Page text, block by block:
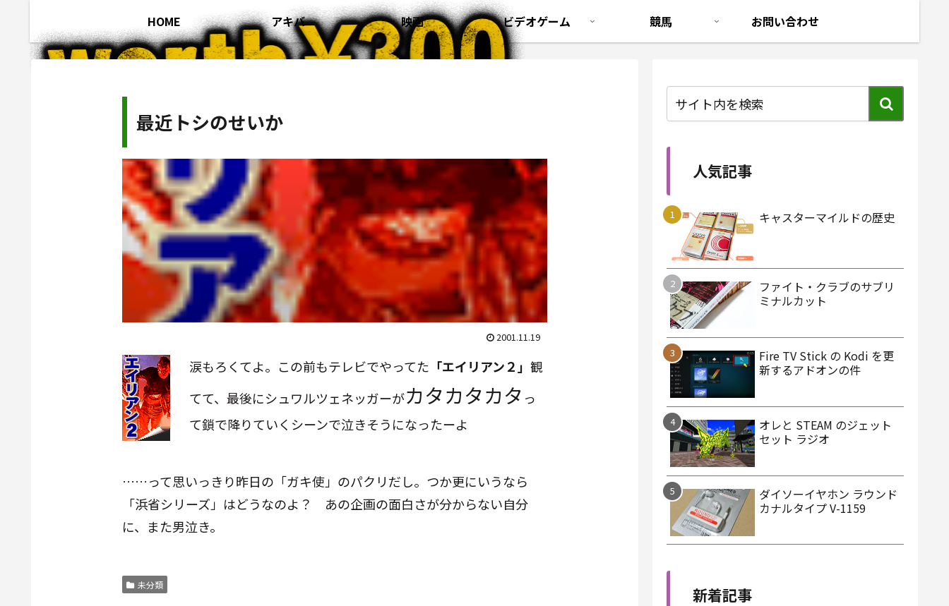
HOME アキバ 映画 ビデオゲーム 競馬 お問い合わせ
最近トシのせいか
2001.11.19
涙もろくてよ。この前もテレビでやってた 「エイリアン２」 観
てて、最後にシュワルツェネッガーがカタカタカタ っ
て鎖で降りていくシーンで泣きそうになったーよ
……って思いっきり昨日の「ガキ使」のパクリだし。つか更にいうなら
「浜省シリーズ」はどうなのよ？ あの企画の面白さが分からない自分
に、また男泣き。
未分類
人気記事
キャスターマイルドの歴史
ファイト・クラブのサブリ
ミナルカット
Fire TV Stick の Kodi を更
新するアドオンの件
オレと STEAM のジェット
セット ラジオ
ダイソーイヤホン ラウンド
カナルタイプ V-1159
新着記事